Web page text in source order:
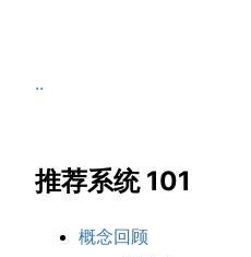
..
推荐系统 101
概念回顾